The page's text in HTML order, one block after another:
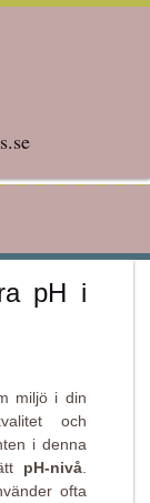
pH i
miljö i din
och
i denna
pH-nivå.
ofta